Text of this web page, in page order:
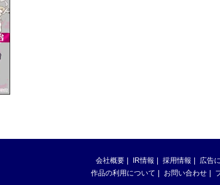
会社概要 IR情報 採用情報 広告
作品の利用について
お問い合わせ